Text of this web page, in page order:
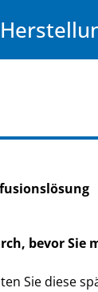
bevor
Sie diese